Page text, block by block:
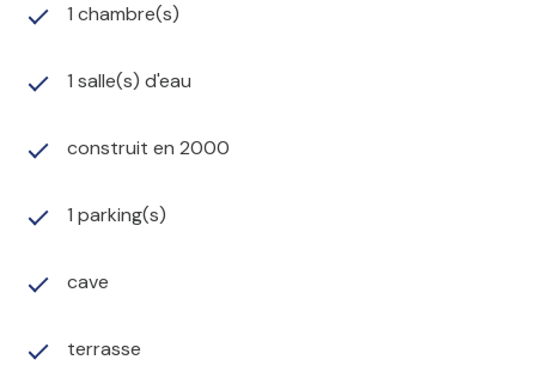
1 chambre(s)
1 salle(s) d'eau
construit en 2000
1 parking(s)
cave
terrasse